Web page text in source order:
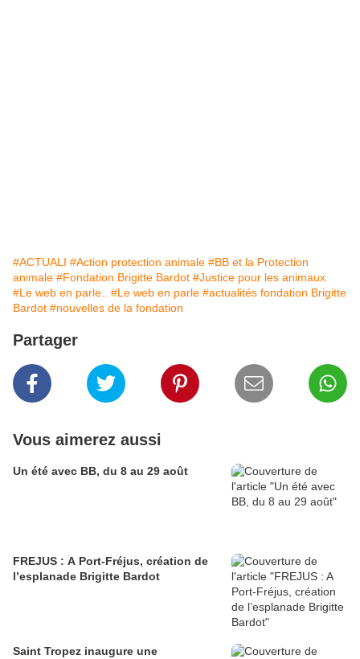
#ACTUALI #Action protection animale #BB et la Protection
animale #Fondation Brigitte Bardot #Justice pour les animaux
#Le web en parle..
#Le web en parle #actualités fondation Brigitte
Bardot #nouvelles de la fondation
Partager
Vous aimerez aussi
Un été avec BB, du 8 au 29 août
FREJUS : A Port-Fréjus, création de
l’esplanade Brigitte Bardot
Saint Tropez inaugure une